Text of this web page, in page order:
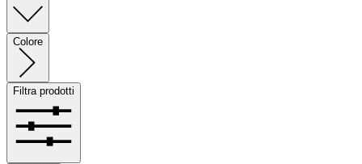
Colore
Filtra prodotti